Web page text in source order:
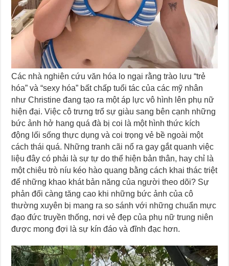
Các nhà nghiên cứu văn hóa lo ngại rằng trào lưu “trẻ
hóa” và “sexy hóa” bất chấp tuổi tác của các mỹ nhân
như Christine đang tạo ra một áp lực vô hình lên phụ nữ
hiện đại. Việc cô trưng trổ sự giàu sang bên cạnh những
bức ảnh hở hang quá đà bị coi là một hình thức kích
động lối sống thực dụng và coi trọng vẻ bề ngoài một
cách thái quá. Những tranh cãi nổ ra gay gắt quanh việc
liệu đây có phải là sự tự do thể hiện bản thân, hay chỉ là
một chiêu trò níu kéo hào quang bằng cách khai thác triệt
để những khao khát bản năng của người theo dõi? Sự
phản đối càng tăng cao khi những bức ảnh của cô
thường xuyên bị mang ra so sánh với những chuẩn mực
đạo đức truyền thống, nơi vẻ đẹp của phụ nữ trung niên
được mong đợi là sự kín đáo và đĩnh đạc hơn.